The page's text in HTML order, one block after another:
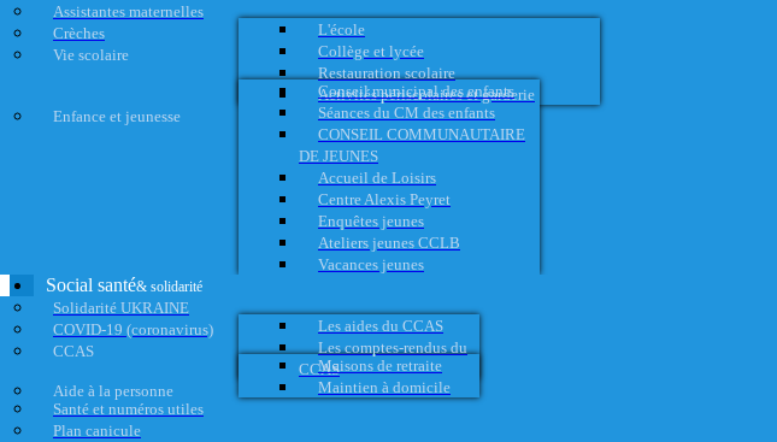
Assistantes maternelles
Crèches
Vie scolaire
L'école
Collège et lycée
Restauration scolaire
Activités périscolaires et garderie
Enfance et jeunesse
Conseil municipal des enfants
Séances du CM des enfants
CONSEIL COMMUNAUTAIRE
DE JEUNES
Accueil de Loisirs
Centre Alexis Peyret
Enquêtes jeunes
Ateliers jeunes CCLB
Vacances jeunes
Social santé& solidarité
Solidarité UKRAINE
COVID-19 (coronavirus)
CCAS
Les aides du CCAS
Les comptes-rendus du
CCAS
Aide à la personne
Maisons de retraite
Maintien à domicile
Santé et numéros utiles
Plan canicule